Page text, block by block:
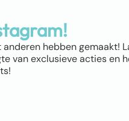
hebben gemaakt!
van exclusieve acties en